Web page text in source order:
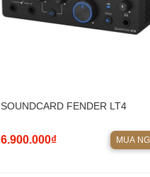
SOUNDCARD FENDER LT4
6.900.000₫ MUA